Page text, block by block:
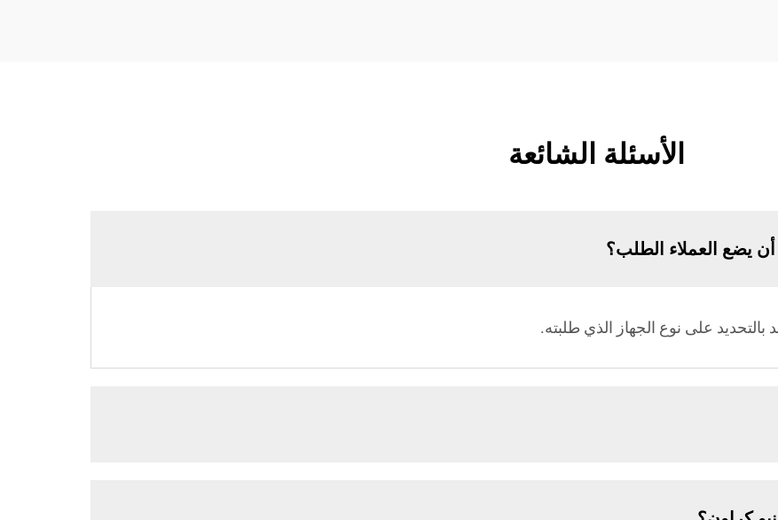
الأسئلة الشائعة
يضع العملاء الطلب؟